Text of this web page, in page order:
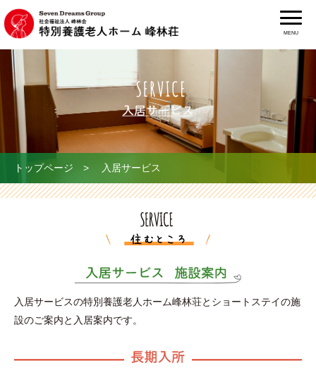
MENU
トップページ > 入居サービス
入居サービスの特別養護老人ホーム峰林荘とショートステイの施
設のご案内と入居案内です。